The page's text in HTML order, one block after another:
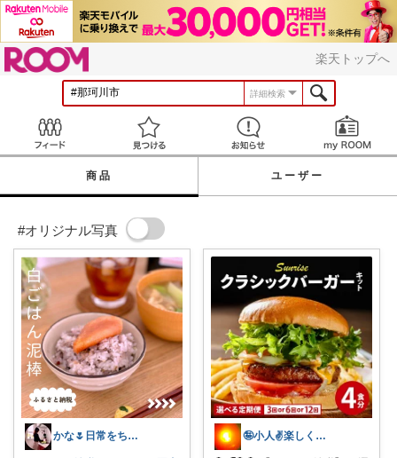
楽天トップへ
詳細検索
見つける お知らせ
商品 ユーザー
#オリジナル写真
かな🌷日常をちょっと豊かにするもの 🤪小人✌️楽しくは〜い✌️😊⤴️